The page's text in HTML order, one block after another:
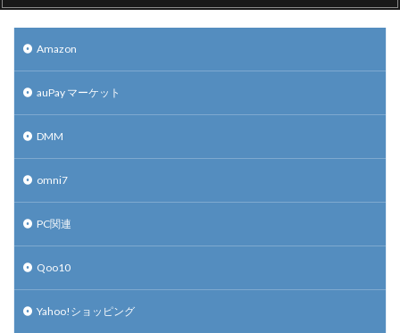
Amazon
auPay マーケット
DMM
omni7
PC関連
Qoo10
Yahoo!ショッピング